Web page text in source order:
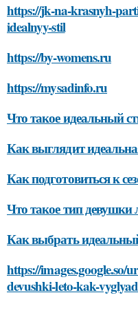
https://jk-na-krasnyh-
idealnyy-stil
https://by-womens.ru
https://mysadinfo.ru
Что такое идеальный
Как выглядит
Как подготовиться к
Что такое тип девушки
Как выбрать
https://
devushki-leto-kak-